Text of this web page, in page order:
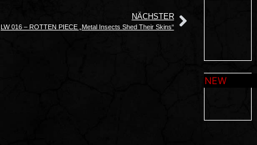
NÄCHSTER
LW 016 – ROTTEN PIECE „Metal Insects Shed Their Skins“